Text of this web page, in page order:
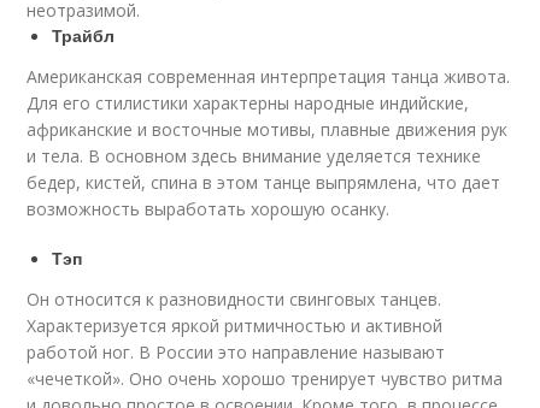
неотразимой.
Трайбл
Американская современная интерпретация танца живота.
Для его стилистики характерны народные индийские,
африканские и восточные мотивы, плавные движения рук
и тела. В основном здесь внимание уделяется технике
бедер, кистей, спина в этом танце выпрямлена, что дает
возможность выработать хорошую осанку.
Тэп
Он относится к разновидности свинговых танцев.
Характеризуется яркой ритмичностью и активной
работой ног. В России это направление называют
«чечеткой». Оно очень хорошо тренирует чувство ритма